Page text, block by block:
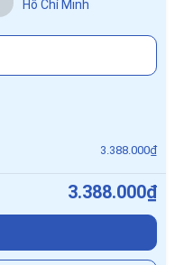
Hồ Chí Minh
3.388.000₫
3.388.000₫